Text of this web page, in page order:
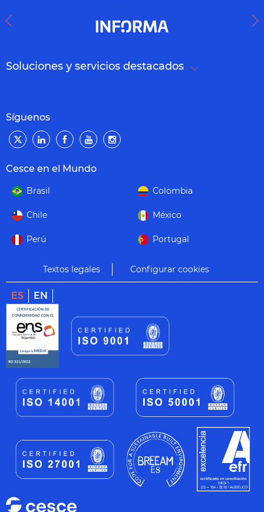
Soluciones y servicios destacados
Síguenos
Cesce en el Mundo
Brasil Colombia
Chile México
Perú Portugal
Textos legales Configurar cookies
ES EN